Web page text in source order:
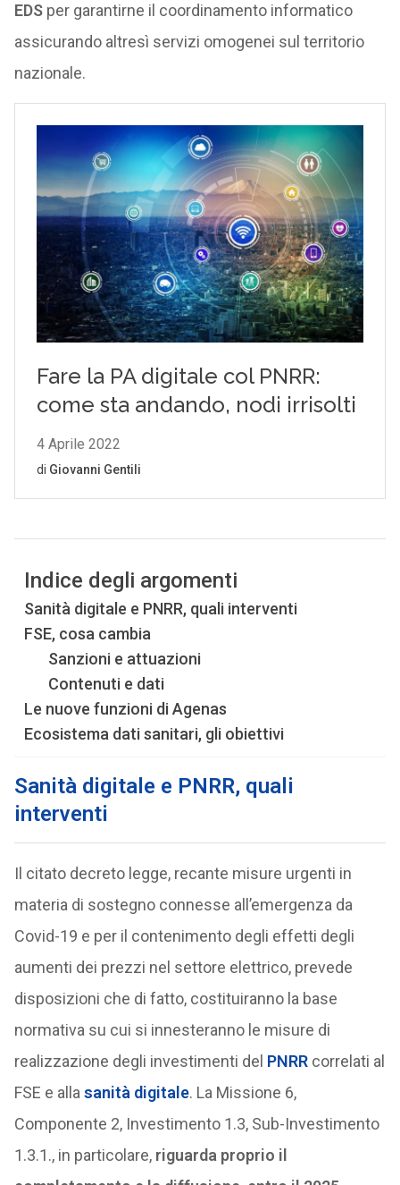
EDSper garantirne il coordinamento informatico
assicurando altresì servizi omogenei sul territorio
nazionale.
Indice degli argomenti
Sanità digitale e PNRR, quali interventi
FSE, cosa cambia
Sanzioni e attuazioni
Contenuti e dati
Le nuove funzioni di Agenas
Ecosistema dati sanitari, gli obiettivi
Sanità digitale e PNRR, quali
interventi
Il citato decreto legge, recante misure urgenti in
materia di sostegno connesse all’emergenza da
Covid-19 e per il contenimento degli effetti degli
aumenti dei prezzi nel settore elettrico, prevede
disposizioni che di fatto, costituiranno la base
normativa su cui si innesteranno le misure di
realizzazione degli investimenti del PNRRcorrelati al
FSE e alla sanità digitale. La Missione 6,
Componente 2, Investimento 1.3, Sub-Investimento
1.3.1., in particolare, riguarda proprio il